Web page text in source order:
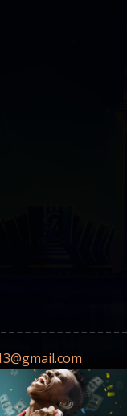
網站地圖
漏承擔責任。